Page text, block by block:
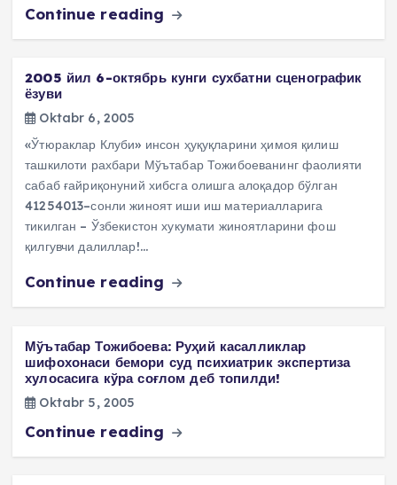
Continue reading
2005 йил 6-октябрь кунги сухбатни сценографик
ёзуви
Oktabr 6, 2005
«Ўтюраклар Клуби» инсон ҳуқуқларини ҳимоя қилиш
ташкилоти рахбари Мўътабар Тожибоеванинг фаолияти
сабаб ғайриқонуний хибсга олишга алоқадор бўлган
41254013–сонли жиноят иши иш материалларига
тикилган – Ўзбекистон хукумати жиноятларини фош
қилгувчи далиллар!…
Continue reading
Мўътабар Тожибоева: Руҳий касалликлар
шифохонаси бемори суд психиатрик экспертиза
хулосасига кўра соғлом деб топилди!
Oktabr 5, 2005
Continue reading